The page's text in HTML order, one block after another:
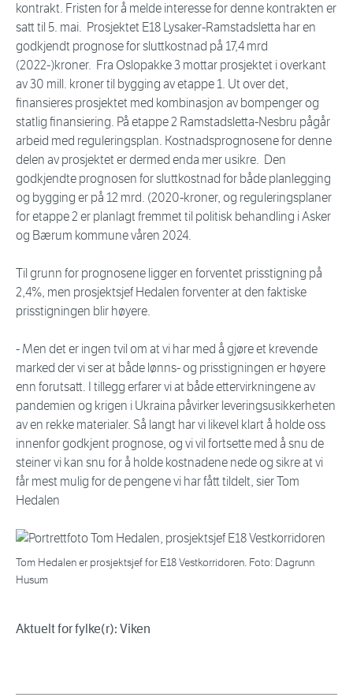
kontrakt. Fristen for å melde interesse for denne kontrakten er
satt til 5. mai. Prosjektet E18 Lysaker-Ramstadsletta har en
godkjendt prognose for sluttkostnad på 17,4 mrd
(2022-)kroner. Fra Oslopakke 3 mottar prosjektet i overkant
av 30 mill. kroner til bygging av etappe 1. Ut over det,
finansieres prosjektet med kombinasjon av bompenger og
statlig finansiering. På etappe 2 Ramstadsletta-Nesbru pågår
arbeid med reguleringsplan. Kostnadsprognosene for denne
delen av prosjektet er dermed enda mer usikre. Den
godkjendte prognosen for sluttkostnad for både planlegging
og bygging er på 12 mrd. (2020-kroner, og reguleringsplaner
for etappe 2 er planlagt fremmet til politisk behandling i Asker
og Bærum kommune våren 2024.
Til grunn for prognosene ligger en forventet prisstigning på
2,4%, men prosjektsjef Hedalen forventer at den faktiske
prisstigningen blir høyere.
- Men det er ingen tvil om at vi har med å gjøre et krevende
marked der vi ser at både lønns- og prisstigningen er høyere
enn forutsatt. I tillegg erfarer vi at både ettervirkningene av
pandemien og krigen i Ukraina påvirker leveringsusikkerheten
av en rekke materialer. Så langt har vi likevel klart å holde oss
innenfor godkjent prognose, og vi vil fortsette med å snu de
steiner vi kan snu for å holde kostnadene nede og sikre at vi
får mest mulig for de pengene vi har fått tildelt, sier Tom
Hedalen
Tom Hedalen er prosjektsjef for E18 Vestkorridoren. Foto: Dagrunn
Husum
Aktuelt for fylke(r): Viken